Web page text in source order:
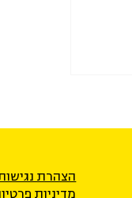
הצהרת
מדיניות פרטיו